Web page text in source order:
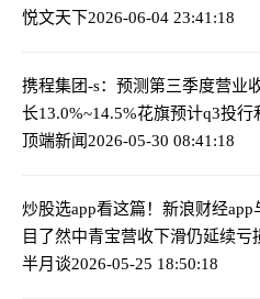
悦文天下2026-06-04 23:41:18
携程集团-s：预测第三季度营业
长13.0%~14.5%花旗预计q3投行
顶端新闻2026-05-30 08:41:18
炒股选app看这篇！新浪财经
目了然中青宝营收下滑仍延续亏
半月谈2026-05-25 18:50:18